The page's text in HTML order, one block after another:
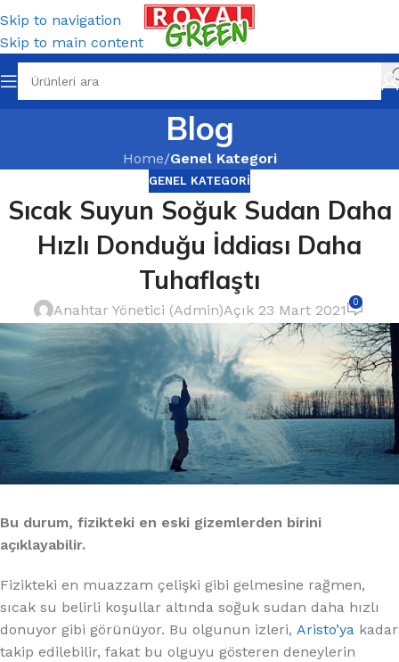
Skip to navigation
Skip to main content
Blog
Home/Genel Kategori
GENEL KATEGORI
Sıcak Suyun Soğuk Sudan Daha
Hızlı Donduğu İddiası Daha
Tuhaflaştı
Anahtar Yönetici (Admin)Açık 23 Mart 2021 0
Bu durum, fizikteki en eski gizemlerden birini
açıklayabilir.
Fizikteki en muazzam çelişki gibi gelmesine rağmen,
sıcak su belirli koşullar altında soğuk sudan daha hızlı
donuyor gibi görünüyor. Bu olgunun izleri, Aristo’ya kadar
takip edilebilir, fakat bu olguyu gösteren deneylerin